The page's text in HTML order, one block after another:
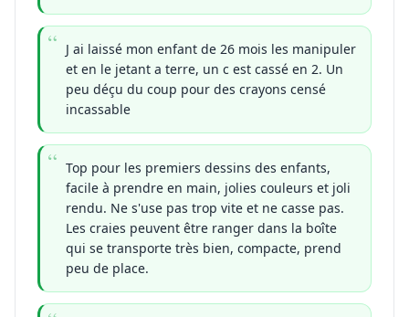
J ai laissé mon enfant de 26 mois les manipuler
et en le jetant a terre, un c est cassé en 2. Un
peu déçu du coup pour des crayons censé
incassable
Top pour les premiers dessins des enfants,
facile à prendre en main, jolies couleurs et joli
rendu. Ne s'use pas trop vite et ne casse pas.
Les craies peuvent être ranger dans la boîte
qui se transporte très bien, compacte, prend
peu de place.